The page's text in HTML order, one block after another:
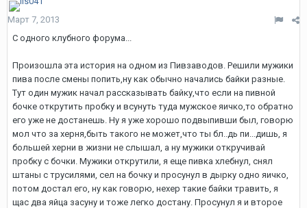
Март 7, 2013
С одного клубного форума...
Произошла эта история на одном из Пивзаводов. Решили мужики
пива после смены попить,ну как обычно начались байки разные.
Тут один мужик начал рассказывать байку,что если на пивной
бочке открутить пробку и всунуть туда мужское яичко,то обратно
его уже не достанешь. Ну я уже хорошо подвыпивши был, говорю
мол что за херня,быть такого не может,что ты бл..дь пи...дишь, я
большей херни в жизни не слышал, а ну мужики откручивай
пробку с бочки. Мужики открутили, я еще пивка хлебнул, снял
штаны с трусилями, сел на бочку и просунул в дырку одно яичко,
потом достал его, ну как говорю, нехер такие байки травить, я
щас два яйца засуну и тоже легко достану. Просунул я и второе